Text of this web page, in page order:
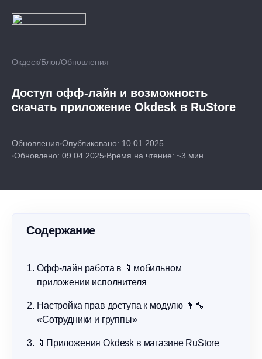
Окдеск/Блог/Обновления
Доступ офф-лайн и возможность
скачать приложение Okdesk в RuStore
Обновления Опубликовано: 10.01.2025
Обновлено: 09.04.2025 Время на чтение: ~3 мин.
Содержание
Офф-лайн работа в 📱мобильном
приложении исполнителя
Настройка прав доступа к модулю 👨‍🔧
«Сотрудники и группы»
📱Приложения Okdesk в магазине RuStore